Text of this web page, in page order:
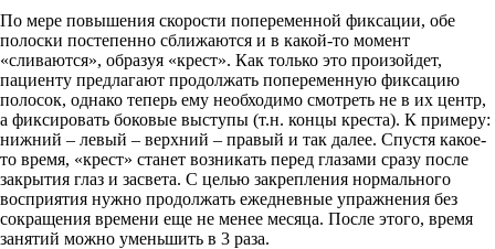
По мере повышения скорости попеременной фиксации, обе
полоски постепенно сближаются и в какой-то момент
«сливаются», образуя «крест». Как только это произойдет,
пациенту предлагают продолжать попеременную фиксацию
полосок, однако теперь ему необходимо смотреть не в их центр,
а фиксировать боковые выступы (т.н. концы креста). К примеру:
нижний – левый – верхний – правый и так далее. Спустя какое-
то время, «крест» станет возникать перед глазами сразу после
закрытия глаз и засвета. С целью закрепления нормального
восприятия нужно продолжать ежедневные упражнения без
сокращения времени еще не менее месяца. После этого, время
занятий можно уменьшить в 3 раза.